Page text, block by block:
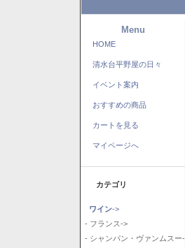
Menu
HOME
清水台平野屋の日々
イベント案内
おすすめの商品
カートを見る
マイページへ
カテゴリ
ワイン->
- フランス->
- シャンパン・ヴァンムスー-